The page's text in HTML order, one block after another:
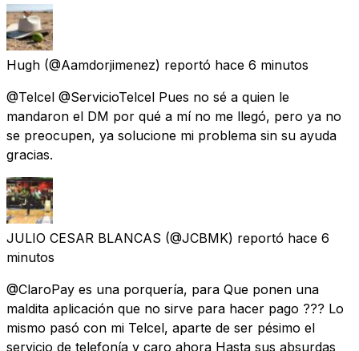
Hugh (@Aamdorjimenez) reportó hace 6 minutos
@Telcel @ServicioTelcel Pues no sé a quien le
mandaron el DM por qué a mí no me llegó, pero ya no
se preocupen, ya solucione mi problema sin su ayuda
gracias.
JULIO CESAR BLANCAS (@JCBMK) reportó hace 6
minutos
@ClaroPay es una porquería, para Que ponen una
maldita aplicación que no sirve para hacer pago ??? Lo
mismo pasó con mi Telcel, aparte de ser pésimo el
servicio de telefonía y caro ahora Hasta sus absurdas